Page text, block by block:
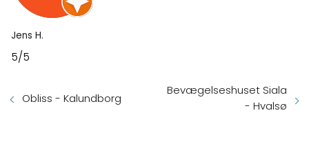
Jens H.
5/5
Obliss - Kalundborg
Bevægelseshuset Siala
- Hvalsø